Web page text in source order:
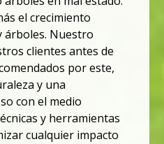
el crecimiento
árboles. Nuestro
clientes antes de
por este,
y una
con el medio
y herramientas
cualquier impacto